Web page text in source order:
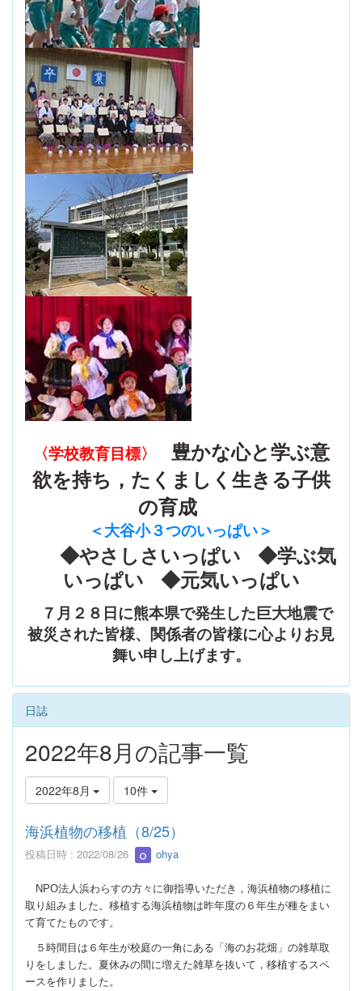
〈学校教育目標〉
豊かな心と学ぶ意
欲を持ち，たくましく生きる子供
の育成
＜大谷小３つのいっぱい＞
◆やさしさいっぱい ◆学ぶ気
いっぱい ◆元気いっぱい
７月２８日に熊本県で発生した巨大地震で
被災された皆様、関係者の皆様に心よりお見
舞い申し上げます。
日誌
2022年8月の記事一覧
2022年8月 10件
海浜植物の移植（8/25）
投稿日時 : 2022/08/26 ohya
NPO法人浜わらすの方々に御指導いただき，海浜植物の移植に
取り組みました。移植する海浜植物は昨年度の６年生が種をまい
て育てたものです。
５時間目は６年生が校庭の一角にある「海のお花畑」の雑草取
りをしました。夏休みの間に増えた雑草を抜いて，移植するスペ
ースを作りました。